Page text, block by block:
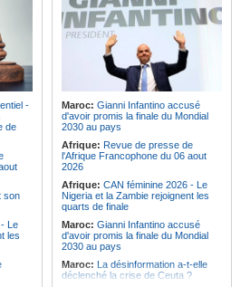
la
21e
la
Ethiopie: Addis-Abeba - L'église
d'Afrique lance officiellement son
'cheminement' vers la grande
Assemblée de 2028
Afrique de l'Est:Le pari du régime
érythréen - Pousser le Tigray vers
une zone tampon dans le cadre
d'une nouvelle guerre par
procuration
Ethiopie:Le Premier ministre Abiy
inaugure le nouveau terminal de
l'aéroport international de Bahir Dar
Afrique:
La Croix-Rouge
mobilisation accrue des ressources
locales en Afrique
-
de
son
Le
les
Maroc: Gianni Infantino accusé
d'avoir promis la finale du Mondial
2030 au pays
Afrique: Revue de presse de
l'Afrique Francophone du 06 aout
2026
Afrique: CAN féminine 2026 - Le
Nigeria et la Zambie rejoignent les
quarts de finale
Maroc: Gianni Infantino accusé
d'avoir promis la finale du Mondial
2030 au pays
Maroc: La désinformation a-t-elle
déclenché la crise de Ceuta ?